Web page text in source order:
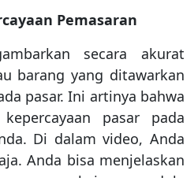
Pemasaran
secara akurat
barang yang ditawarkan
pasar. Ini artinya bahwa
pasar pada
Di dalam video, Anda
Anda bisa menjelaskan